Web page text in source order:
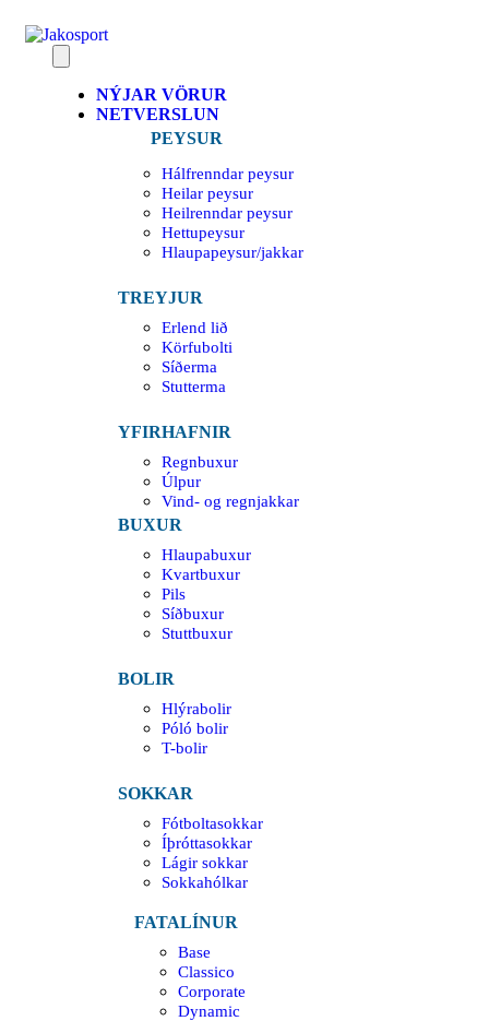
NÝJAR VÖRUR
NETVERSLUN
PEYSUR
Hálfrenndar peysur
Heilar peysur
Heilrenndar peysur
Hettupeysur
Hlaupapeysur/jakkar
TREYJUR
Erlend lið
Körfubolti
Síðerma
Stutterma
YFIRHAFNIR
Regnbuxur
Úlpur
Vind- og regnjakkar
BUXUR
Hlaupabuxur
Kvartbuxur
Pils
Síðbuxur
Stuttbuxur
BOLIR
Hlýrabolir
Póló bolir
T-bolir
SOKKAR
Fótboltasokkar
Íþróttasokkar
Lágir sokkar
Sokkahólkar
FATALÍNUR
Base
Classico
Corporate
Dynamic